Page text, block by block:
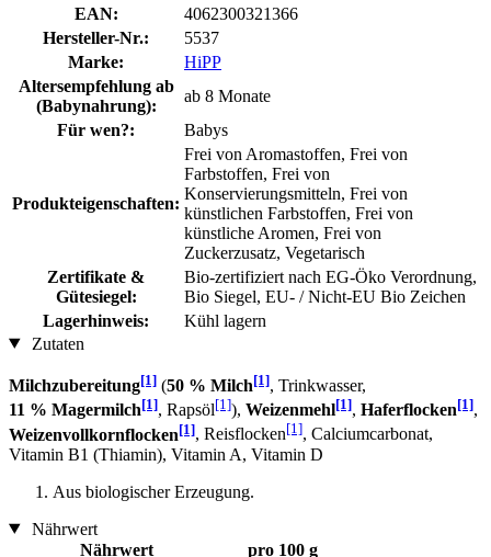
EAN:
4062300321366
Hersteller-Nr.:
5537
Marke:
HiPP
Altersempfehlung ab
(Babynahrung):
ab 8 Monate
Für wen?:
Babys
Produkteigenschaften:
Frei von Aromastoffen, Frei von
Farbstoffen, Frei von
Konservierungsmitteln, Frei von
künstlichen Farbstoffen, Frei von
künstliche Aromen, Frei von
Zuckerzusatz, Vegetarisch
Zertifikate &
Gütesiegel:
Bio-zertifiziert nach EG-Öko Verordnung,
Bio Siegel, EU- / Nicht-EU Bio Zeichen
Lagerhinweis:
Kühl lagern
Zutaten
Milchzubereitung[1] (50 % Milch[1], Trinkwasser,
11 % Magermilch[1], Rapsöl[1]), Weizenmehl[1], Haferflocken[1],
Weizenvollkornflocken[1], Reisflocken[1], Calciumcarbonat,
Vitamin B1 (Thiamin), Vitamin A, Vitamin D
Aus biologischer Erzeugung.
Nährwert
Nährwert
pro 100 g